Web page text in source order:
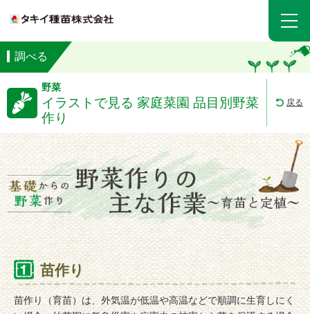
調べる
野菜
イラストで見る 家庭菜園 品目別野菜
作り
戻る
苗作り
苗作り（育苗）は、外気温が低温や高温などで順調に生育しにく